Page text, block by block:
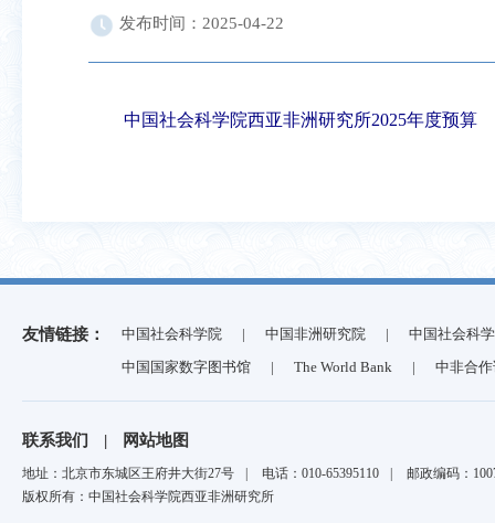
发布时间：2025-04-22
中国社会科学院西亚非洲研究所2025年度预算
友情链接： 中国社会科学院 | 中国非洲研究院 |
中国社会科
中国国家数字图书馆
| The World Bank | 中非合
联系我们 | 网站地图
地址：北京市东城区王府井大街27号 电话：010-65395110
邮政编码：
版权所有：中国社会科学院西亚非洲研究所